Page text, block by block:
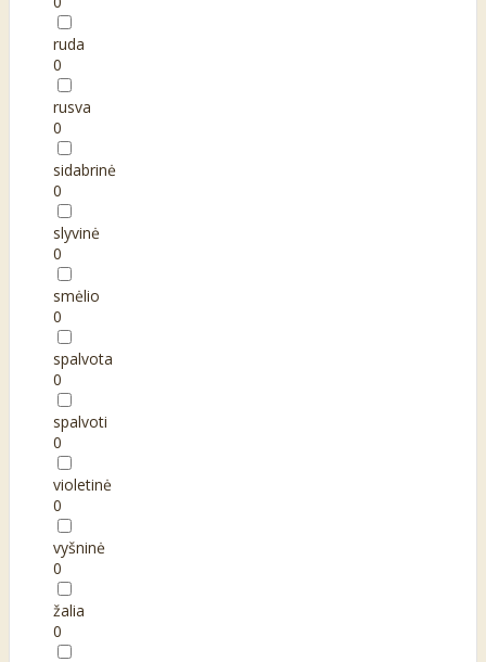
ruda
0
rusva
0
sidabrinė
0
slyvinė
0
smėlio
0
spalvota
0
spalvoti
0
violetinė
0
vyšninė
0
žalia
0